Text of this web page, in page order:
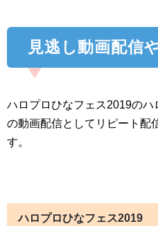
見逃し動画配信
ハロプロひなフェス2019の
の動画配信としてリピート配
す。
ハロプロひなフェス2019